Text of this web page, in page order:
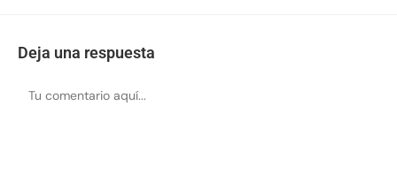
Deja una respuesta